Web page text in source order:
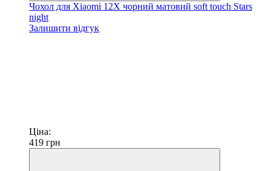
Чохол для Xiaomi 12X чорний матовий soft touch Stars
night
Залишити відгук
Ціна:
419 грн